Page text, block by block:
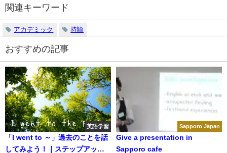
関連キーワード
アカデミック 持論
おすすめの記事
英語学習
「I went to ～」過去のことを話
してみよう！｜ステップアップ
Sapporo Japan
Give a presentation in
Sapporo cafe